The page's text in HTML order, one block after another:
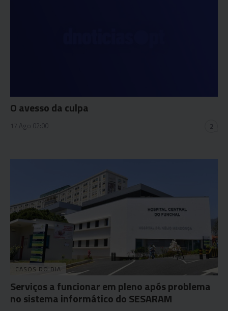
O avesso da culpa
17 Ago 02:00 2
CASOS DO DIA
Serviços a funcionar em pleno após problema
no sistema informático do SESARAM